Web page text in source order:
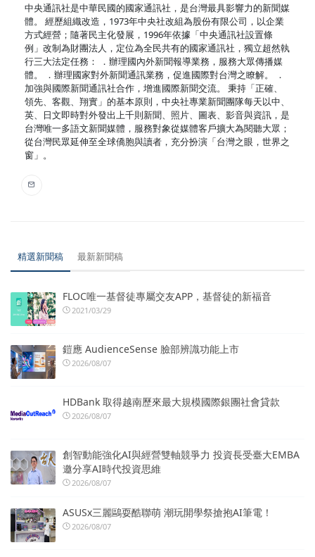
中央通訊社是中華民國的國家通訊社，是台灣最具影響力的新聞媒
體。 經歷組織改造，1973年中央社改組為股份有限公司，以企業
方式經營；隨著民主化發展，1996年依據「中央通訊社設置條
例」改制為財團法人，定位為全民共有的國家通訊社，獨立超然執
行三大法定任務： ．辦理國內外新聞報導業務，服務大眾傳播媒
體。 ．辦理國家對外新聞通訊業務，促進國際對台灣之瞭解。 ．
加強與國際新聞通訊社合作，增進國際新聞交流。 秉持「正確、
領先、客觀、翔實」的基本原則，中央社專業新聞團隊每天以中、
英、日文即時對外發出上千則新聞、照片、圖表、影音與資訊，是
台灣唯一多語文新聞媒體，服務對象從媒體客戶擴大為閱聽大眾；
從台灣民眾延伸至全球僑胞與讀者，充分扮演「台灣之眼，世界之
窗」。
精選新聞稿 最新新聞稿
FLOC唯一基督徒專屬交友APP，基督徒的新福音
2021/03/29
鎧應 AudienceSense 臉部辨識功能上市
2026/08/07
HDBank 取得越南歷來最大規模國際銀團社會貸款
2026/08/07
創智動能強化AI與經營雙軸競爭力 投資長受臺大EMBA
邀分享AI時代投資思維
2026/08/07
ASUSx三麗鷗耍酷聯萌 潮玩開學祭搶抱AI筆電！
2026/08/07